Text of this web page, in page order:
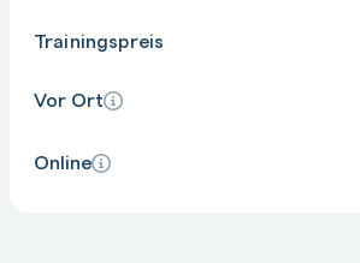
Trainingspreis
Vor Ort
Online